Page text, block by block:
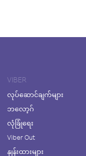
VIBER
လုပ်ဆောင်ချက်များ
ဘလော့ဂ်
လုံခြုံရေး
Viber Out
နှုန်းထားများ